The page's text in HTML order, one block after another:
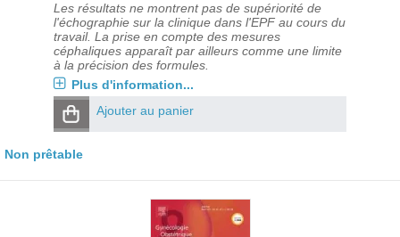
Les résultats ne montrent pas de supériorité de
l'échographie sur la clinique dans l'EPF au cours du
travail. La prise en compte des mesures
céphaliques apparaît par ailleurs comme une limite
à la précision des formules.
Plus d'information...
Ajouter au panier
Non prêtable